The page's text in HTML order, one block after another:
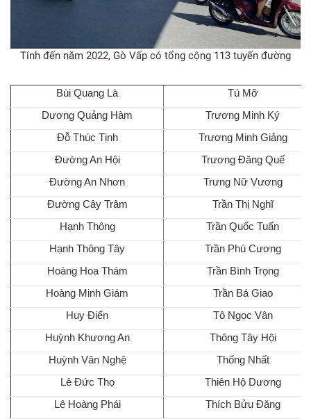
Tính đến năm 2022, Gò Vấp có tổng cộng 113 tuyến đường
Bùi Quang Là
Tú Mỡ
Dương Quảng Hàm
Trương Minh Ký
Đỗ Thúc Tịnh
Trương Minh Giảng
Đường An Hội
Trương Đăng Quế
Đường An Nhơn
Trưng Nữ Vương
Đường Cây Trâm
Trần Thị Nghĩ
Hạnh Thông
Trần Quốc Tuấn
Hạnh Thông Tây
Trần Phú Cương
Hoàng Hoa Thám
Trần Bình Trọng
Hoàng Minh Giám
Trần Bá Giao
Huy Điển
Tô Ngọc Vân
Huỳnh Khương An
Thông Tây Hội
Huỳnh Văn Nghệ
Thống Nhất
Lê Đức Thọ
Thiên Hộ Dương
Lê Hoàng Phái
Thích Bửu Đăng